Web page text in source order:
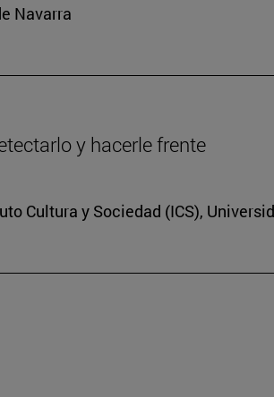
Navarra
y hacerle frente
Cultura y Sociedad (ICS),